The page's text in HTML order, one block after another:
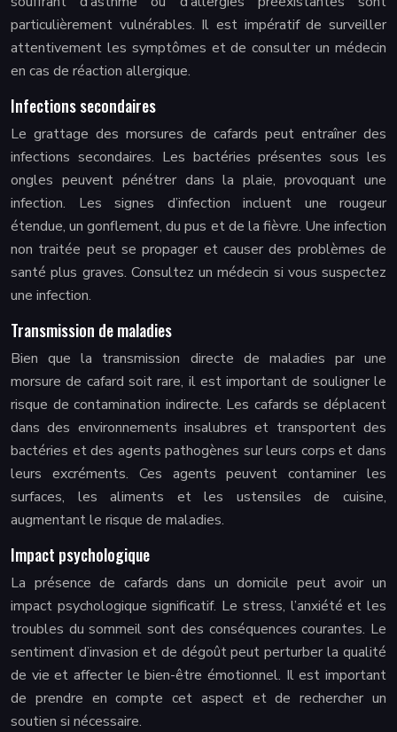
particulièrement vulnérables. Il est impératif de surveiller
attentivement les symptômes et de consulter un médecin
en cas de réaction allergique.
Infections secondaires
Le grattage des morsures de cafards peut entraîner des
infections secondaires. Les bactéries présentes sous les
ongles peuvent pénétrer dans la plaie, provoquant une
infection. Les signes d’infection incluent une rougeur
étendue, un gonflement, du pus et de la fièvre. Une infection
non traitée peut se propager et causer des problèmes de
santé plus graves. Consultez un médecin si vous suspectez
une infection.
Transmission de maladies
Bien que la transmission directe de maladies par une
morsure de cafard soit rare, il est important de souligner le
risque de contamination indirecte. Les cafards se déplacent
dans des environnements insalubres et transportent des
bactéries et des agents pathogènes sur leurs corps et dans
leurs excréments. Ces agents peuvent contaminer les
surfaces, les aliments et les ustensiles de cuisine,
augmentant le risque de maladies.
Impact psychologique
La présence de cafards dans un domicile peut avoir un
impact psychologique significatif. Le stress, l’anxiété et les
troubles du sommeil sont des conséquences courantes. Le
sentiment d’invasion et de dégoût peut perturber la qualité
de vie et affecter le bien-être émotionnel. Il est important
de prendre en compte cet aspect et de rechercher un
soutien si nécessaire.